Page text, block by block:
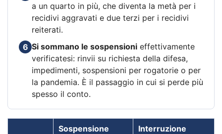
a un quarto in più, che diventa la metà per i
recidivi aggravati e due terzi per i recidivi
reiterati.
6 Si sommano le sospensioni effettivamente
verificatesi: rinvii su richiesta della difesa,
impedimenti, sospensioni per rogatorie o per
la pandemia. È il passaggio in cui si perde più
spesso il conto.
Sospensione Interruzione